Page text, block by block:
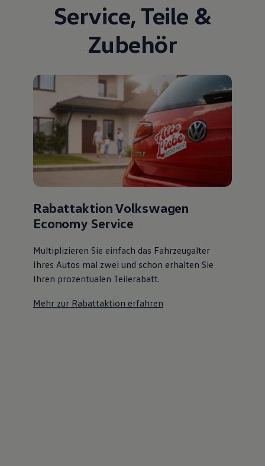
Service, Teile &
Zubehör
Rabattaktion Volkswagen
Economy Service
Multiplizieren Sie einfach das Fahrzeugalter
Ihres Autos mal zwei und schon erhalten Sie
Ihren prozentualen Teilerabatt.
Mehr zur Rabattaktion erfahren